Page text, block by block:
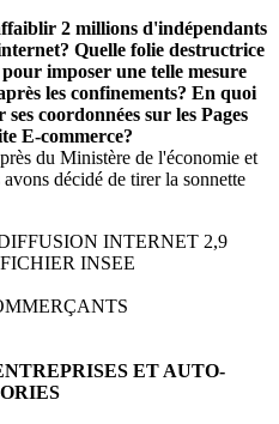
2 millions d'indépendants
Quelle folie destructrice
imposer une telle mesure
les confinements? En quoi
coordonnées sur les Pages
E-commerce?
du Ministère de l'économie et
décidé de tirer la sonnette
INTERNET 2,9
INSEE
ET AUTO-